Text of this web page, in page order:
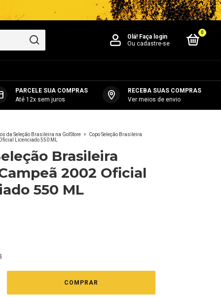
Olá! Faça login
Ou cadastre-se
0
PARCELE SUA COMPRAS
Até 12x sem juros
RECEBA SUAS COMPRAS
Ver meios de envio
da Seleção Brasileira na GolStore >
Copo Seleção Brasileira
Licenciado 550 ML
Brasileira
2002 Oficial
550 ML